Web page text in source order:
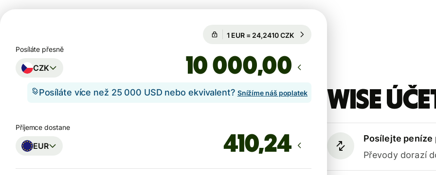
Wise
Posílejte peníze
Převody dorazí
Garantován na 20 h
Posíláte přesně
CZK ,00
Posíláte více než 25 000 USD nebo ekvivalent? Snížíme náš poplatek
Příjemce dostane
EUR